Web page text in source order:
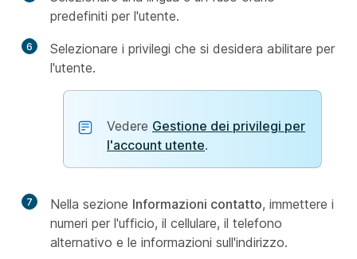
predefiniti per l'utente.
6
Selezionare i privilegi che si desidera abilitare per
l'utente.
Vedere Gestione dei privilegi per
l'account utente.
7 Nella sezione Informazioni contatto, immettere i
numeri per l'ufficio, il cellulare, il telefono
alternativo e le informazioni sull'indirizzo.